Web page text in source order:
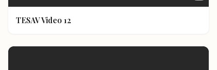
TESAV Video 12